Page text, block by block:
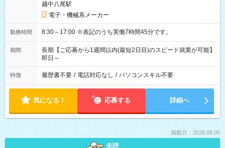
越中八尾駅
電子・機械系メーカー
勤務時間 8:30～17:00 ※表記のうち実働7時間45分です。
期間
長期【ご応募から1週間以内(最短2日目)のスピード就業が可能】
即日～
特徴 履歴書不要 / 電話対応なし / パソコンスキル不要
気になる！ 応募する 詳細へ
掲載日：2026.08.05
未読